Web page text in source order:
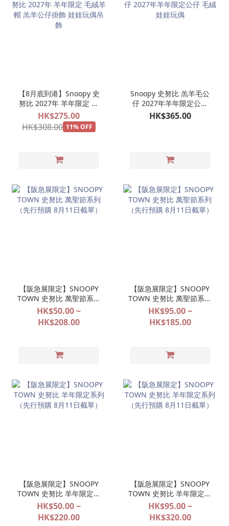
【8月底到港】Snoopy 史
努比 2027年 羊年限定 毛
絨羊帽 羔羊公仔掛飾 娃娃
玩偶吊飾
HK$275.00
HK$308.00 11% OFF
Snoopy 史努比 羔羊毛公
仔 2027年羊年限定公仔
毛絨娃娃玩偶
HK$365.00
【阪急展限定】SNOOPY
TOWN 史努比 萬聖節系列
（先行預購 8月11日截
單）
HK$50.00 ~
HK$208.00
【阪急展限定】SNOOPY
TOWN 史努比 萬聖節系列
（先行預購 8月11日截
單）
HK$95.00 ~
HK$185.00
【阪急展限定】SNOOPY
TOWN 史努比 羊年限定系
列（先行預購 8月11日截
單）
HK$50.00 ~
HK$220.00
【阪急展限定】SNOOPY
TOWN 史努比 羊年限定系
列（先行預購 8月11日截
單）
HK$95.00 ~
HK$320.00